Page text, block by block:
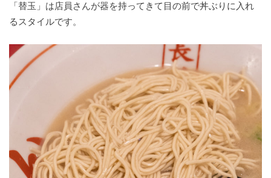
「替玉」は店員さんが器を持ってきて目の前で丼ぶりに入れ
るスタイルです。